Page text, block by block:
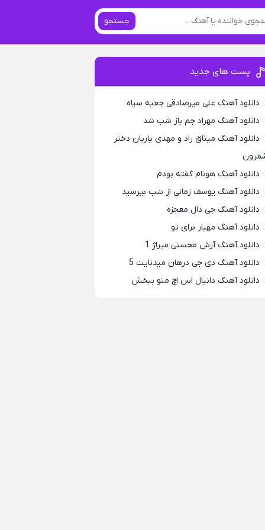
جستجو
پست های جدید
دانلود آهنگ علی میرصادقی جعبه سیاه
دانلود آهنگ مهراد جم باز شب شد
دانلود آهنگ میثاق راد و مهدی یاریان دختر
دانلود آهنگ هونام گفته بودم
دانلود آهنگ یوسف زمانی از شب بپرسید
دانلود آهنگ جی دال معجزه
دانلود آهنگ مهیار برای تو
دانلود آهنگ آرش محسنی میراژ 1
دانلود آهنگ دی جی درهان میدنایت 5
دانلود آهنگ دانیال اس اچ منو ببخش